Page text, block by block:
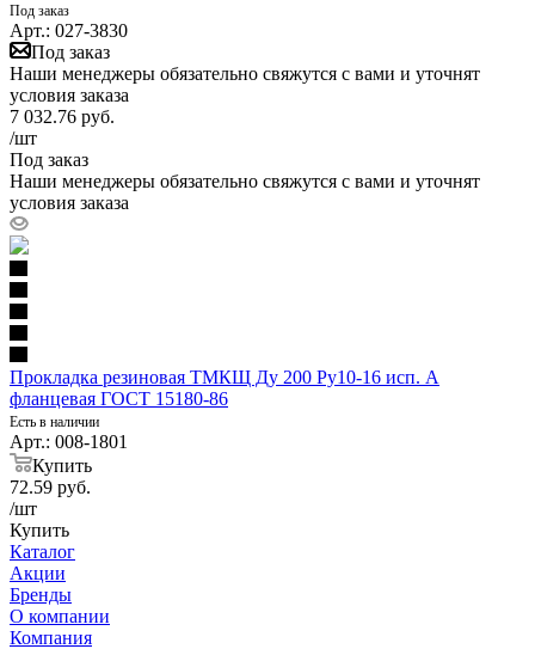
Под заказ
Арт.: 027-3830
Под заказ
Наши менеджеры обязательно свяжутся с вами и уточнят
условия заказа
7 032.76 руб.
/шт
Под заказ
Наши менеджеры обязательно свяжутся с вами и уточнят
условия заказа
Прокладка резиновая ТМКЩ Ду 200 Ру10-16 исп. А
фланцевая ГОСТ 15180-86
Есть в наличии
Арт.: 008-1801
Купить
72.59 руб.
/шт
Купить
Каталог
Акции
Бренды
О компании
Компания